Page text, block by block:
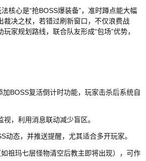
核心是“抢BOSS爆装备”，准时蹲点能大幅
决之杖，若错过刷新窗口，不仅浪费战
家规划路线，联合队友形成“包场”优势，
BOSS复活倒计时功能，玩家击杀后系统自
，利用消息联动减少盲区。
动态，并推送提醒，尤其适合多开玩家。
祖玛七层怪物清空后教主即将出现），可作